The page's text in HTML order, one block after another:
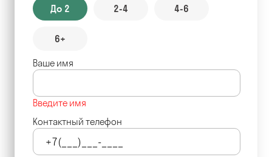
До 2 2-4 4-6
6+
Ваше имя
Введите имя
Контактный телефон